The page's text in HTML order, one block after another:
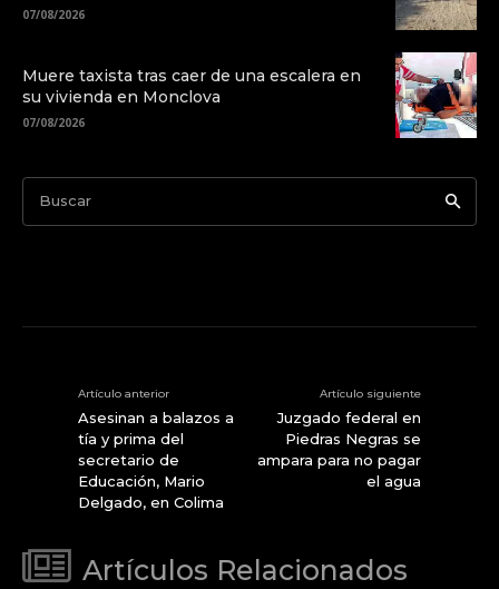
07/08/2026
Muere taxista tras caer de una escalera en
su vivienda en Monclova
07/08/2026
Buscar
Artículo anterior
Asesinan a balazos a
tía y prima del
secretario de
Educación, Mario
Delgado, en Colima
Artículo siguiente
Juzgado federal en
Piedras Negras se
ampara para no pagar
el agua
Artículos Relacionados